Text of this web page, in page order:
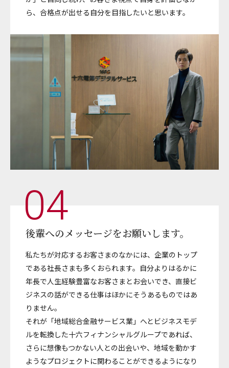
ら、合格点が出せる自分を目指したいと思います。
04
後輩へのメッセージをお願いします。
私たちが対応するお客さまのなかには、企業のトップ
である社長さまも多くおられます。自分よりはるかに
年長で人生経験豊富なお客さまとお会いでき、直接ビ
ジネスの話ができる仕事はほかにそうあるものではあ
りません。
それが「地域総合金融サービス業」へとビジネスモデ
ルを転換した十六フィナンシャルグループであれば、
さらに想像もつかない人との出会いや、地域を動かす
ようなプロジェクトに関わることができるようになり